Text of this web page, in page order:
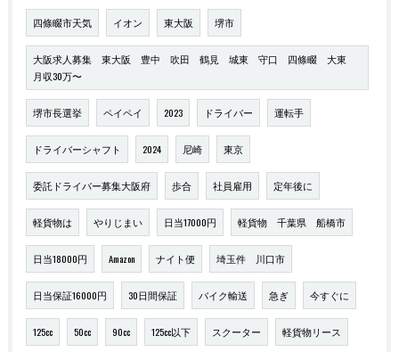
四條畷市天気 イオン 東大阪 堺市
大阪求人募集 東大阪 豊中 吹田 鶴見 城東 守口 四條畷 大東
月収30万〜
堺市長選挙 ペイペイ 2023 ドライバー 運転手
ドライバーシャフト 2024 尼崎 東京
委託ドライバー募集大阪府 歩合 社員雇用 定年後に
軽貨物は やりじまい 日当17000円 軽貨物 千葉県 船橋市
日当18000円 Amazon ナイト便 埼玉件 川口市
日当保証16000円 30日間保証 バイク輸送 急ぎ 今すぐに
125cc 50cc 90cc 125cc以下 スクーター 軽貨物リース